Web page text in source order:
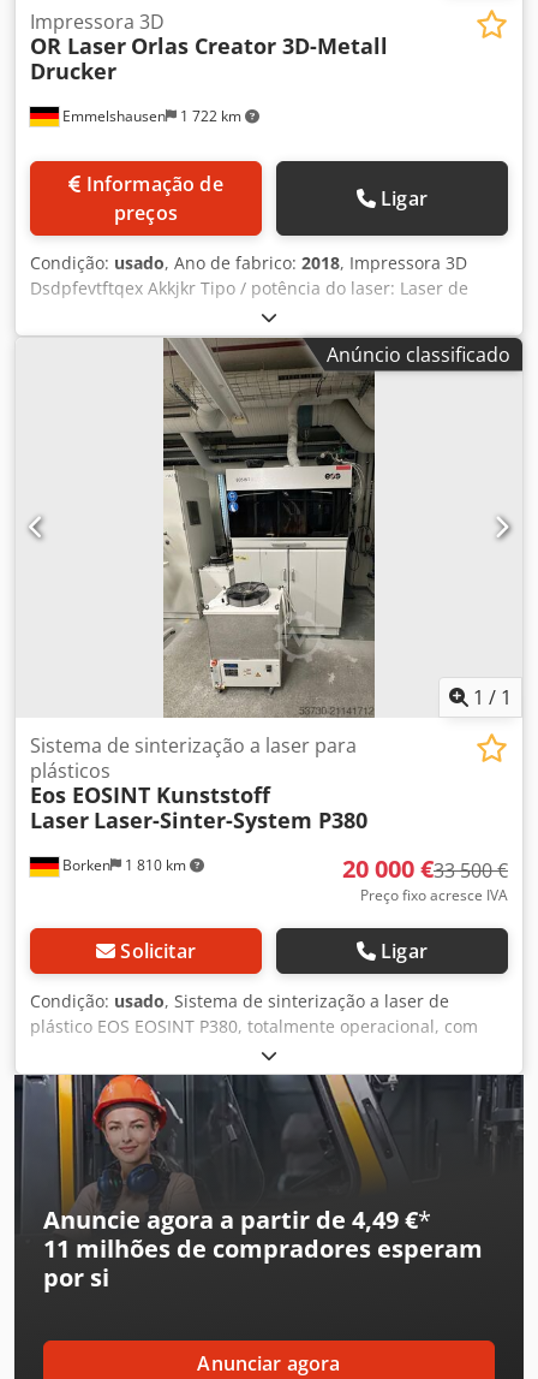
Emmelshausen 1 722 km
Impressora 3D
OR Laser Orlas Creator 3D-Metall
Drucker
preços
Ligar
Condição: usado, Ano de fabrico: 2018, Impressora 3D
Dsdpfevtftqex Akkjkr Tipo / potência do laser: Laser de
fibra Yb / 250 W Comprimento de onda: 1070nm Lente:
lente de precisão F-Theta Volume de construção: Ø 100
mm x 100 mm Volume do reservatório: Ø 200 mm x 200
mm Coater: Coater rotativo Conexão de gás: Argônio /
Nitrogênio Espessura da camada: 20 – 100 μm Varredura:
Jog 20 m/s, Operação 6 m/s Tamanho do ponto: mín. 40 μm
Abertura da câmara: 450 x 180 mm
Anúncio classificado
1 / 1
Borken 1 810 km
Sistema de sinterização a laser para
plásticos
Eos EOSINT Kunststoff
Laser Laser-Sinter-System P380
20 000 €33 500 €
Preço fixo acresce IVA
Solicitar Ligar
Condição: usado, Sistema de sinterização a laser de
plástico EOS EOSINT P380, totalmente operacional, com
muitos acessórios Dksdpfsyghhuex Akkor
Anuncie agora a partir de 4,49 €*
11 milhões de compradores esperam
por si
Anunciar agora